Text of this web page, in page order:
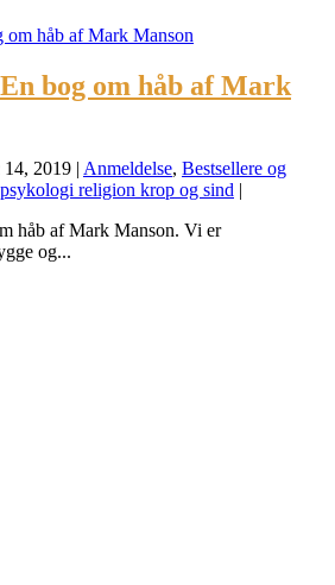
bog om håb af Mark
14, 2019 | Anmeldelse, Bestsellere og
religion krop og sind |
håb af Mark Manson. Vi er
og...